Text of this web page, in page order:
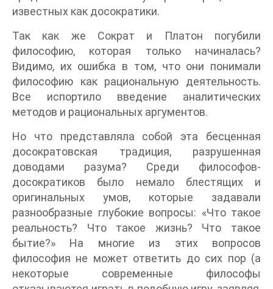
известных как досократики.
Так как же Сократ и Платон погубили
философию, которая только начиналась?
Видимо, их ошибка в том, что они понимали
философию как рациональную деятельность.
Все испортило введение аналитических
методов и рациональных аргументов.
Но что представляла собой эта бесценная
досократовская традиция, разрушенная
доводами разума? Среди философов-
досократиков было немало блестящих и
оригинальных умов, которые задавали
разнообразные глубокие вопросы: «Что такое
реальность? Что такое жизнь? Что такое
бытие?» На многие из этих вопросов
философия не может ответить до сих пор (а
некоторые современные философы